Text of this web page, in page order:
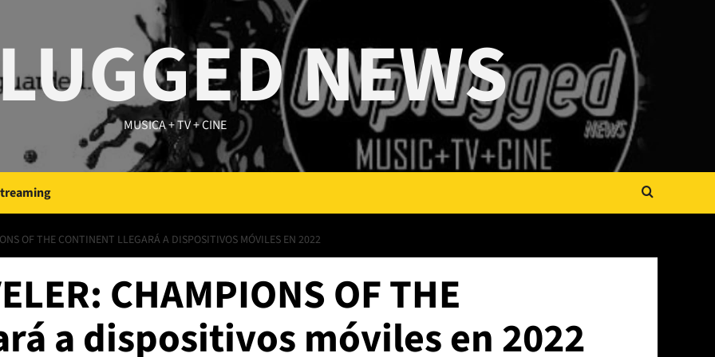
NEWS
MUSICA + TV + CINE
OF THE CONTINENT LLEGARÁ A DISPOSITIVOS MÓVILES EN 2022
CHAMPIONS OF THE
a dispositivos móviles en 2022